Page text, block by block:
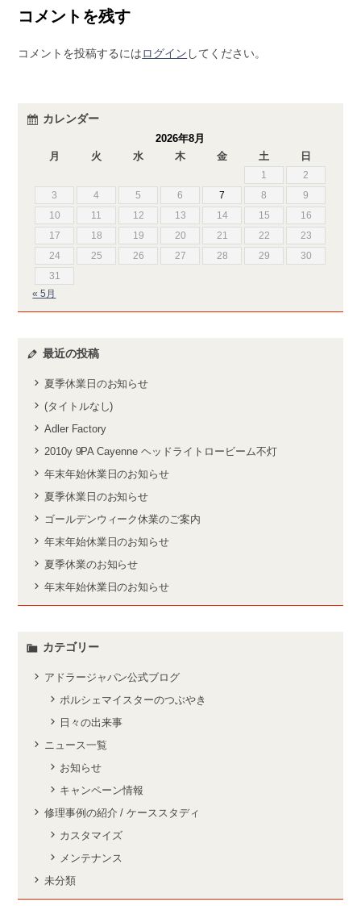
コメントを残す
コメントを投稿するにはログイン してください。
カレンダー
2026年8月
月
火 水 木 金 土 日
1
2
3
4 5 6 7 8
9
10
11 12 13 14 15
16
17
18 19 20 21 22
23
24
25 26 27 28 29
30
31
« 5月
最近の投稿
夏季休業日のお知らせ
(タイトルなし)
Adler Factory
2010y 9PA Cayenne ヘッドライトロービーム不灯
年末年始休業日のお知らせ
夏季休業日のお知らせ
ゴールデンウィーク休業のご案内
年末年始休業日のお知らせ
夏季休業のお知らせ
年末年始休業日のお知らせ
カテゴリー
アドラージャパン公式ブログ
ポルシェマイスターのつぶやき
日々の出来事
ニュース一覧
お知らせ
キャンペーン情報
修理事例の紹介 / ケーススタディ
カスタマイズ
メンテナンス
未分類